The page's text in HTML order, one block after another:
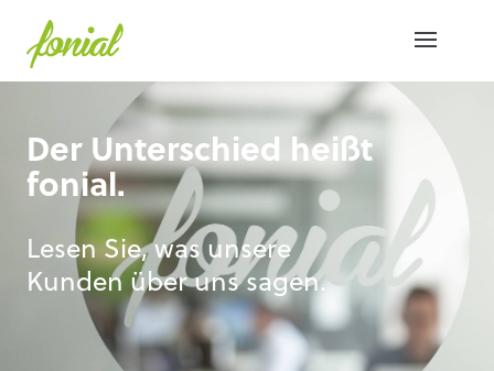
Der Unterschied heißt
fonial.
Lesen Sie, was unsere
Kunden über uns sagen.